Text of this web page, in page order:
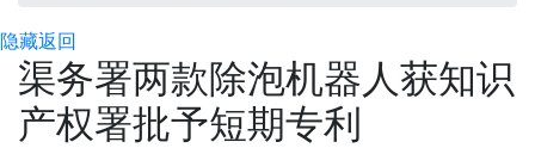
隐藏返回
渠务署两款除泡机器人获知识
产权署批予短期专利